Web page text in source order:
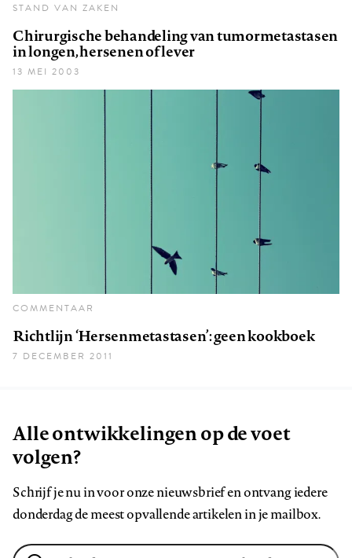
STAND VAN ZAKEN
Chirurgische behandeling van tumormetastasen
in longen, hersenen of lever
13 MEI 2003
COMMENTAAR
Richtlijn ‘Hersenmetastasen’: geen kookboek
7 DECEMBER 2011
Alle ontwikkelingen op de voet
volgen?
Schrijf je nu in voor onze nieuwsbrief en ontvang iedere
donderdag de meest opvallende artikelen in je mailbox.